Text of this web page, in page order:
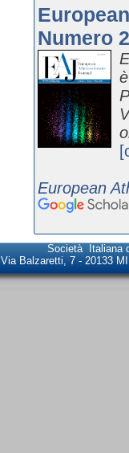
Numero
European
Società Italiana
Via Balzaretti, 7 - 20133